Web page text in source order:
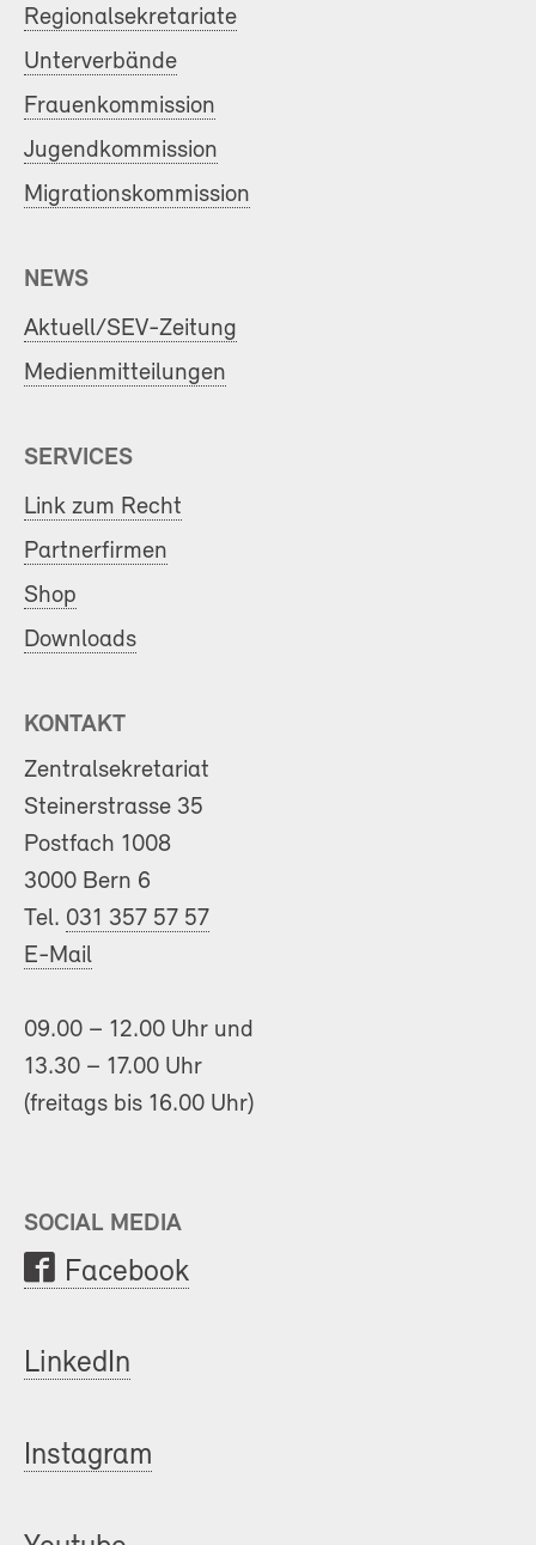
Regionalsekretariate
Unterverbände
Frauenkommission
Jugendkommission
Migrationskommission
NEWS
Aktuell/SEV-Zeitung
Medienmitteilungen
SERVICES
Link zum Recht
Partnerfirmen
Shop
Downloads
KONTAKT
Zentralsekretariat
Steinerstrasse 35
Postfach 1008
3000 Bern 6
Tel. 031 357 57 57
E-Mail
09.00 – 12.00 Uhr und
13.30 – 17.00 Uhr
(freitags bis 16.00 Uhr)
SOCIAL MEDIA
Facebook
LinkedIn
Instagram